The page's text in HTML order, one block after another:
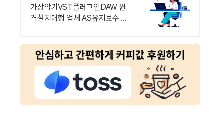
가상악기플러그인 원격설치
대행
가상악기VST플러그인DAW 원
격설치대행 업체 AS유지보수 보
업체/AS 유지보수 보장/24시간
상담